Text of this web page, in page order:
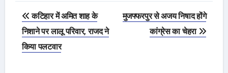
Post
navigation
कटिहार में अमित शाह के
निशाने पर लालू परिवार, राजद ने
किया पलटवार
मुजफ्फरपुर से अजय निषाद होंगे
कांग्रेस का चेहरा